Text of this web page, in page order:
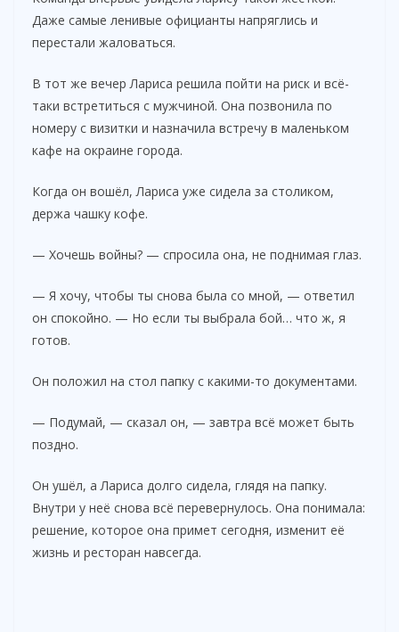
Даже самые ленивые официанты напряглись и
перестали жаловаться.
В тот же вечер Лариса решила пойти на риск и всё-
таки встретиться с мужчиной. Она позвонила по
номеру с визитки и назначила встречу в маленьком
кафе на окраине города.
Когда он вошёл, Лариса уже сидела за столиком,
держа чашку кофе.
— Хочешь войны? — спросила она, не поднимая глаз.
— Я хочу, чтобы ты снова была со мной, — ответил
он спокойно. — Но если ты выбрала бой… что ж, я
готов.
Он положил на стол папку с какими-то документами.
— Подумай, — сказал он, — завтра всё может быть
поздно.
Он ушёл, а Лариса долго сидела, глядя на папку.
Внутри у неё снова всё перевернулось. Она понимала:
решение, которое она примет сегодня, изменит её
жизнь и ресторан навсегда.